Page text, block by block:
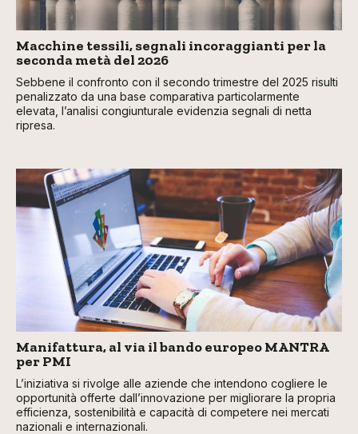
Macchine tessili, segnali incoraggianti per la
seconda metà del 2026
Sebbene il confronto con il secondo trimestre del 2025 risulti
penalizzato da una base comparativa particolarmente
elevata, l’analisi congiunturale evidenzia segnali di netta
ripresa.
Manifattura, al via il bando europeo MANTRA
per PMI
L’iniziativa si rivolge alle aziende che intendono cogliere le
opportunità offerte dall’innovazione per migliorare la propria
efficienza, sostenibilità e capacità di competere nei mercati
nazionali e internazionali.